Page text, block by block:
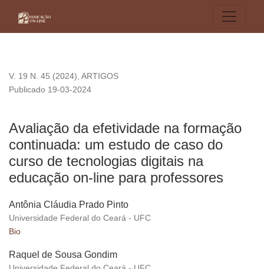
V. 19 N. 45 (2024), ARTIGOS
Avaliação da efetividade na formação
continuada: um estudo de caso do
curso de tecnologias digitais na
educação on-line para professores
Publicado 19-03-2024
Antônia Cláudia Prado Pinto
Universidade Federal do Ceará - UFC
Bio
Raquel de Sousa Gondim